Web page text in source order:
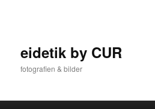
eidetik by CUR
fotografien & bilder